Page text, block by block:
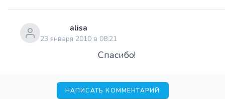
alisa
23 января 2010 в 08:21
Спасибо!
НАПИСАТЬ КОММЕНТАРИЙ